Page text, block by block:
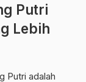
Putri
Lebih
Putri adalah